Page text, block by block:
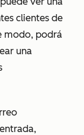
clientes de
modo, podrá
una